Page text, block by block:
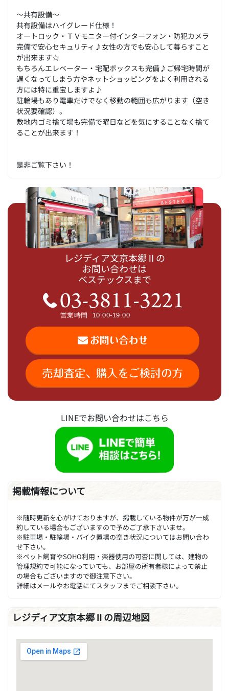
～共有設備～
共有設備はハイグレード仕様！
オートロック・ＴＶモニター付インターフォン・防犯カメラ
完備で安心セキュリティ♪女性の方でも安心して暮らすこと
が出来ます☆
もちろんエレベーター・宅配ボックスも完備♪ご帰宅時間が
遅くなってしまう方やネットショッピングをよく利用される
方には特に重宝しますよ♪
駐輪場もあり電車だけでなく移動の範囲も広がります（空き
状況要確認）。
敷地内ゴミ捨て場も完備で曜日などを気にすることなく捨て
ることが出来ます！
是非ご覧下さい！
レジディア文京本郷Ⅱの
お問い合わせは
ベステックスまで
LINEでお問い合わせはこちら
掲載情報について
※随時更新を心がけておりますが、掲載している物件が万が一成
約している場合もございますので予めご了承下さいませ。
※駐車場・駐輪場・バイク置場の空き状況についてはお問い合わ
せ下さい。
※ペット飼育やSOHO利用・楽器使用の可否に関しては、建物の
管理規約で可能になっていても、お部屋の所有者様によって禁止
の場合もございますので御注意下さい。
詳細はメールやお電話にてスタッフまでご相談下さい。
レジディア文京本郷Ⅱの周辺地図